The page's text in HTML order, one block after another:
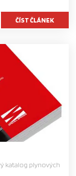
ČÍST ČLÁNEK
katalog plynových